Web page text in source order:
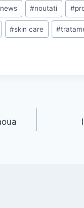
news #noutati #
#skin care #